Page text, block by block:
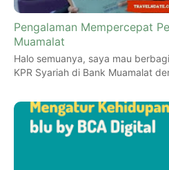
Pengalaman Mempercepat
Muamalat
Halo semuanya, saya mau
KPR Syariah di Bank Muamalat